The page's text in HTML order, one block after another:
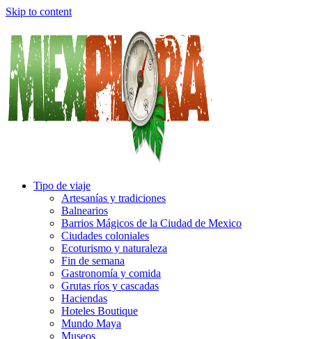
Skip to content
Tipo de viaje
Artesanías y tradiciones
Balnearios
Barrios Mágicos de la Ciudad de Mexico
Ciudades coloniales
Ecoturismo y naturaleza
Fin de semana
Gastronomía y comida
Grutas ríos y cascadas
Haciendas
Hoteles Boutique
Mundo Maya
Museos